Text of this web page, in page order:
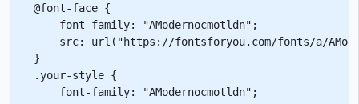
@font-face {
    font-family: "AModernocmotldn";
src: url("https://fontsforyou.com/fonts/a/
}
.your-style {
    font-family: "AModernocmotldn";